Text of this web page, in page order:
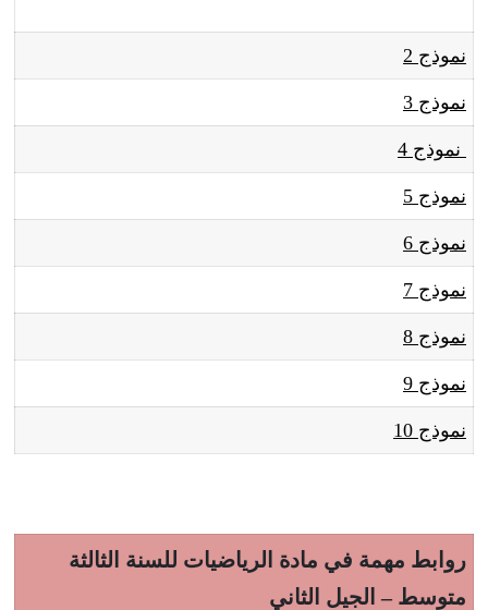
نموذج 2
نموذج 3
نموذج 4
نموذج 5
نموذج 6
نموذج 7
نموذج 8
نموذج 9
نموذج 10
روابط مهمة في مادة الرياضيات للسنة الثالثة
متوسط – الجيل الثاني